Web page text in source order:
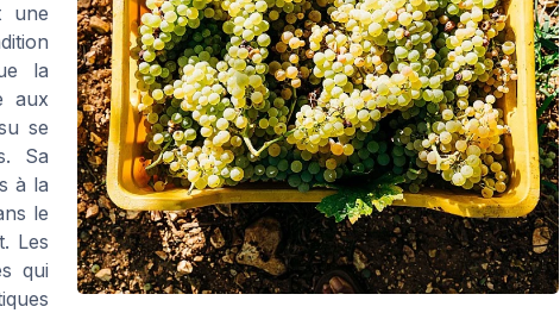
une
la
aux
se
Sa
à la
le
Les
qui